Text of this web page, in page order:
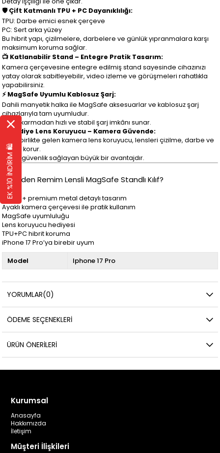
🛡️ Çift Katmanlı TPU + PC Dayanıklılığı:
TPU: Darbe emici esnek çerçeve
PC: Sert arka yüzey
Bu hibrit yapı, çizilmelere, darbelere ve günlük yıpranmalara karşı
maksimum koruma sağlar.
📺 Katlanabilir Stand – Entegre Pratik Tasarım:
Kamera çerçevesine entegre edilmiş stand sayesinde cihazınızı
yatay olarak sabitleyebilir, video izleme ve görüşmeleri rahatlıkla
yapabilirsiniz.
⚡ MagSafe Uyumlu Kablosuz Şarj:
Dahili manyetik halka ile MagSafe aksesuarlar ve kablosuz şarj
cihazlarıyla tam uyumludur.
Kılıfı çıkarmadan hızlı ve stabil şarj imkânı sunar.
📸 Hediye Lens Koruyucu – Kamera Güvende:
Kılıfla birlikte gelen kamera lens koruyucu, lensleri çizilme, darbe ve
kirden korur.
Ekstra güvenlik sağlayan büyük bir avantajdır.
🔹 Neden Remim Lensli MagSafe Standlı Kılıf?
Şeffaf + premium metal detaylı tasarım
Ayaklı kamera çerçevesi ile pratik kullanım
MagSafe uyumluluğu
Lens koruyucu hediyesi
TPU+PC hibrit koruma
iPhone 17 Pro’ya birebir uyum
Model Iphone 17 Pro
YORUMLAR(0)
ÖDEME SEÇENEKLERI
ÜRÜN ÖNERILERI
Kurumsal
Anasayfa
Hakkımızda
İletişim
Müşteri İlişkileri
EK %10 İNDİRİM 🛍️